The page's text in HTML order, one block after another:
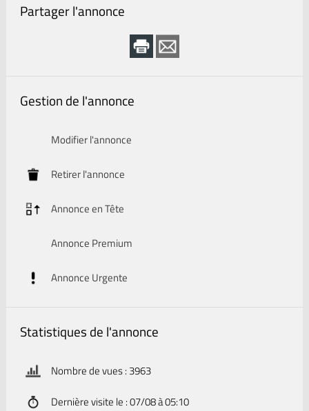
Partager l'annonce
Gestion de l'annonce
Modifier l'annonce
Retirer l'annonce
Annonce en Tête
Annonce Premium
Annonce Urgente
Statistiques de l'annonce
Nombre de vues : 3963
Dernière visite le : 07/08 à 05:10